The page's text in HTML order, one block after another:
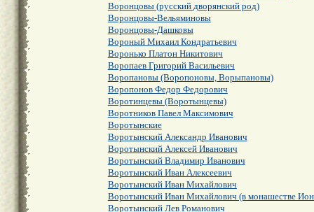
Воронцовы (русский дворянский род)
Воронцовы-Вельяминовы
Воронцовы-Дашковы
Вороный Михаил Кондратьевич
Воронько Платон Никитович
Воропаев Григорий Васильевич
Воропановы (Воропоновы, Ворыпановы)
Воропонов Федор Федорович
Воротинцевы (Воротынцевы)
Воротников Павел Максимович
Воротынские
Воротынский Александр Иванович
Воротынский Алексей Иванович
Воротынский Владимир Иванович
Воротынский Иван Алексеевич
Воротынский Иван Михайлович
Воротынский Иван Михайлович (в монашестве
Воротынский Лев Романович